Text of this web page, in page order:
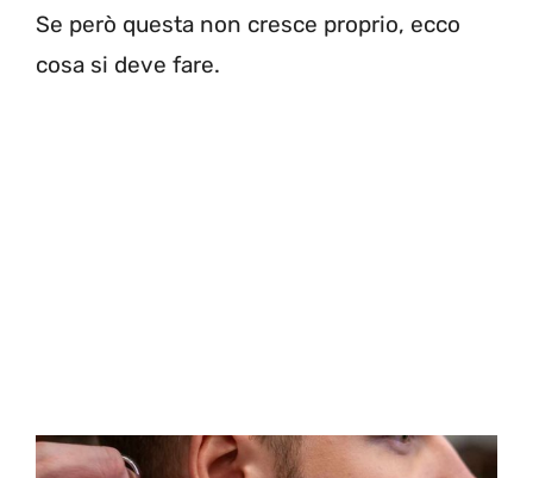
Se però questa non cresce proprio, ecco
cosa si deve fare.